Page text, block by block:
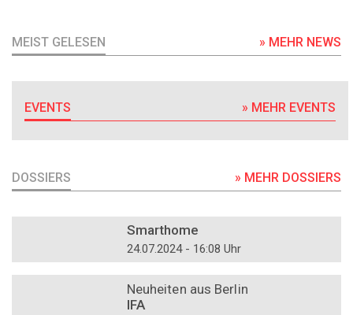
MEIST GELESEN » MEHR NEWS
EVENTS » MEHR EVENTS
DOSSIERS » MEHR DOSSIERS
Smarthome
24.07.2024 - 16:08 Uhr
Neuheiten aus Berlin
IFA